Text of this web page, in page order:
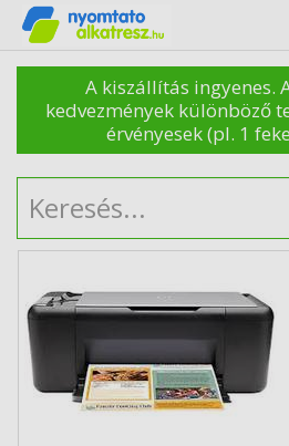
A kiszállítás ingyenes.
kedvezmények különböző
érvényesek (pl. 1